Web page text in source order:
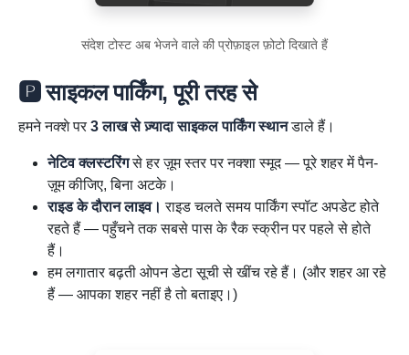
संदेश टोस्ट अब भेजने वाले की प्रोफ़ाइल फ़ोटो दिखाते हैं
🅿️ साइकल पार्किंग, पूरी तरह से
हमने नक्शे पर 3 लाख से ज़्यादा साइकल पार्किंग स्थानडाले हैं।
नेटिव क्लस्टरिंगसे हर ज़ूम स्तर पर नक्शा स्मूद — पूरे शहर में पैन-
ज़ूम कीजिए, बिना अटके।
राइड के दौरान लाइव। राइड चलते समय पार्किंग स्पॉट अपडेट होते
रहते हैं — पहुँचने तक सबसे पास के रैक स्क्रीन पर पहले से होते
हैं।
हम लगातार बढ़ती ओपन डेटा सूची से खींच रहे हैं। (और शहर आ रहे
हैं — आपका शहर नहीं है तो बताइए।)